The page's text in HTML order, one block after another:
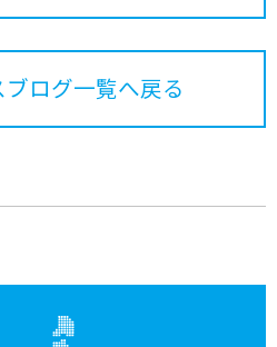
ログ一覧へ戻る